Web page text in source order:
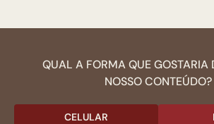
QUAL A FORMA QUE GOSTARIA
NOSSO CONTEÚDO?
CELULAR